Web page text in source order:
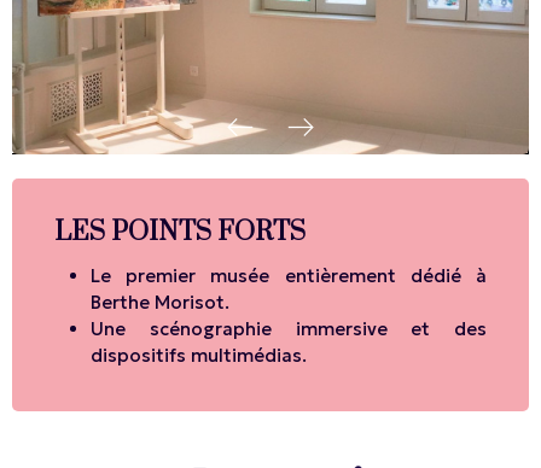
LES POINTS FORTS
Le premier musée entièrement dédié à
Berthe Morisot.
Une scénographie immersive et des
dispositifs multimédias.